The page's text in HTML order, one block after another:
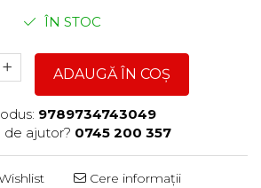
ÎN STOC
ADAUGĂ ÎN COȘ
9789734743049
de ajutor? 0745 200 357
Cere informații